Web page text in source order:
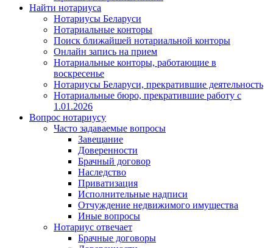
Найти нотариуса
Нотариусы Беларуси
Нотариальные конторы
Поиск ближайшей нотариальной конторы
Онлайн запись на прием
Нотариальные конторы, работающие в
воскресенье
Нотариусы Беларуси, прекратившие деятельность
Нотариальные бюро, прекратившие работу с
1.01.2026
Вопрос нотариусу
Часто задаваемые вопросы
Завещание
Доверенности
Брачный договор
Наследство
Приватизация
Исполнительные надписи
Отчуждение недвижимого имущества
Иные вопросы
Нотариус отвечает
Брачные договоры